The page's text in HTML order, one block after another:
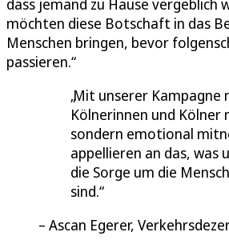
dass jemand zu Hause vergeblich
möchten diese Botschaft in das
Menschen bringen, bevor
passieren.“
Mit unserer Kampagne
Kölnerinnen und Kölner
sondern emotional
appellieren an das, was
die Sorge um die
sind.
Ascan Egerer,